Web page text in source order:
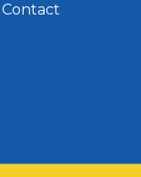
Contact